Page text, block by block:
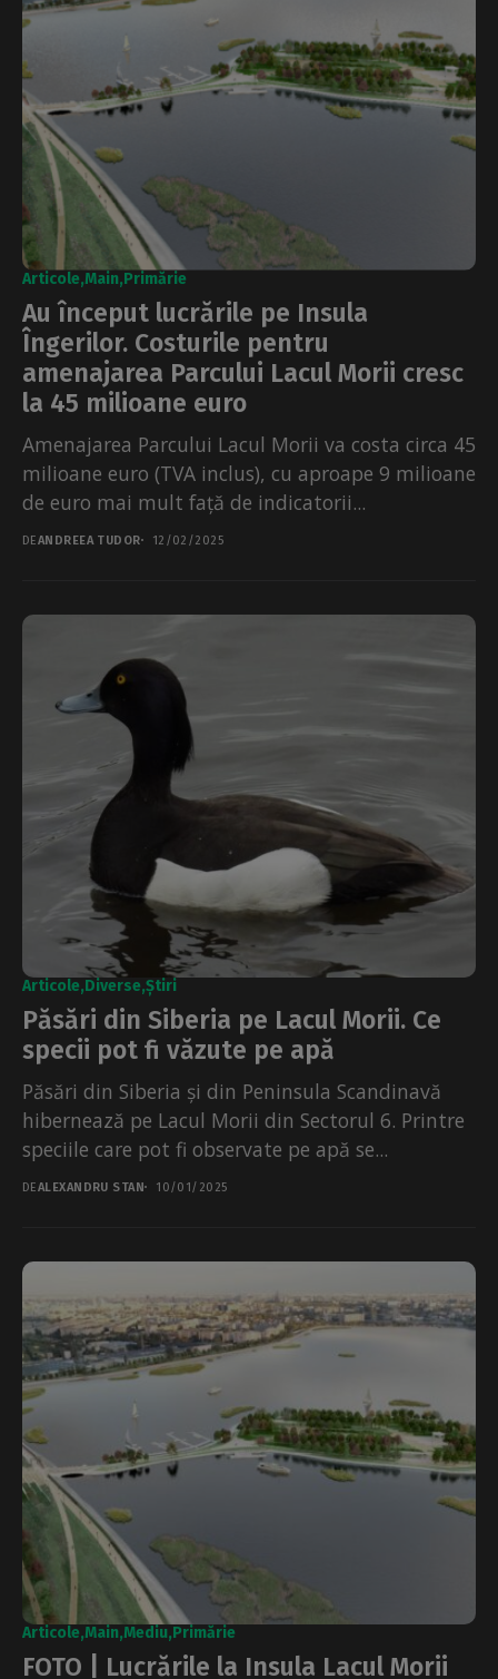
Articole Main Primărie
Au început lucrările pe Insula
Îngerilor. Costurile pentru
amenajarea Parcului Lacul Morii cresc
la 45 milioane euro
Amenajarea Parcului Lacul Morii va costa circa 45
milioane euro (TVA inclus), cu aproape 9 milioane
de euro mai mult față de indicatorii...
DEANDREEA TUDOR 12/02/2025
Articole Diverse Știri
Păsări din Siberia pe Lacul Morii. Ce
specii pot fi văzute pe apă
Păsări din Siberia și din Peninsula Scandinavă
hibernează pe Lacul Morii din Sectorul 6. Printre
speciile care pot fi observate pe apă se...
DEALEXANDRU STAN 10/01/2025
Articole Main Mediu Primărie
FOTO | Lucrările la Insula Lacul Morii